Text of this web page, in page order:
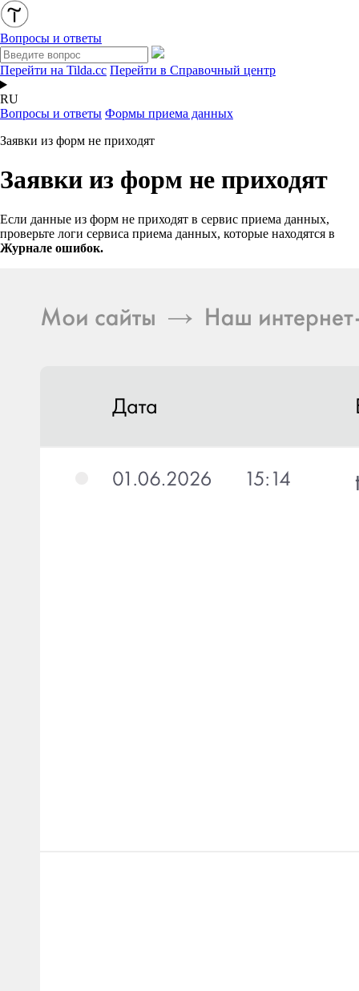
Вопросы и ответы
Перейти на Tilda.cc Перейти в Справочный центр
RU
Вопросы и ответы Формы приема данных
Заявки из форм не приходят
Заявки из форм не приходят
Если данные из форм не приходят в сервис приема данных,
проверьте логи сервиса приема данных, которые находятся в
Журнале ошибок.